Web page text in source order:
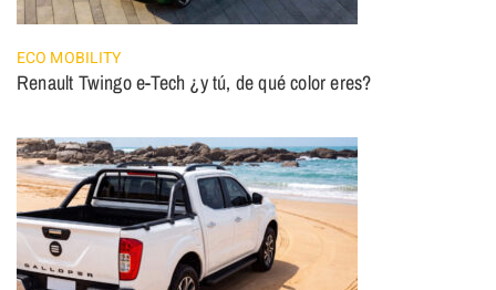
ECO MOBILITY
Renault Twingo e-Tech ¿y tú, de qué color eres?